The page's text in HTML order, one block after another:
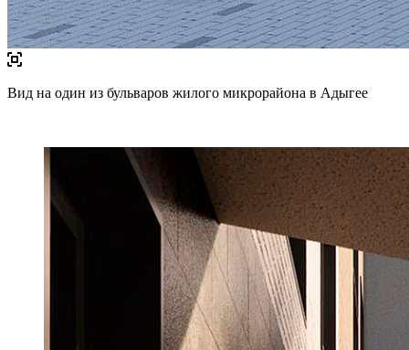
Вид на один из бульваров жилого микрорайона в Адыгее